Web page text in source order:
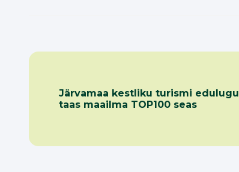
Järvamaa kestliku turismi edulugu
taas maailma TOP100 seas